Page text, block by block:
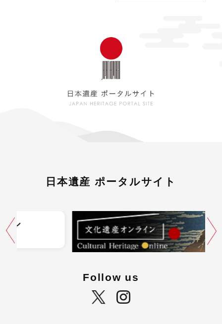
日本遺産 ポータルサイト
Follow us